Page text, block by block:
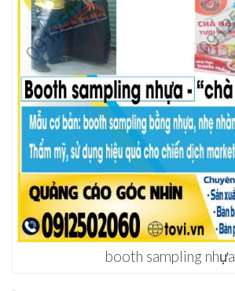
booth sampling nhựa